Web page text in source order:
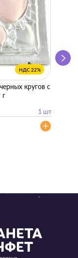
НДС 22%
кругов с
г
1 шт